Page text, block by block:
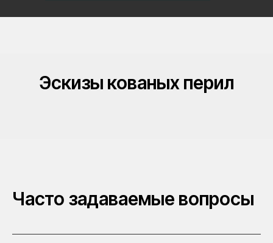
Эскизы кованых перил
Часто задаваемые вопросы